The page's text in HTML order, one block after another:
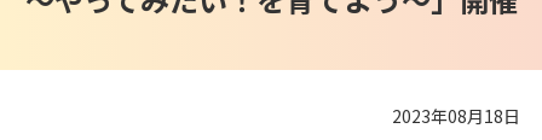
2023年08月18日